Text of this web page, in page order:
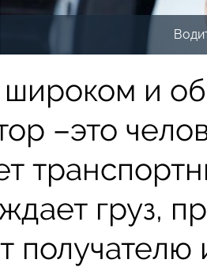
и
–это
груз,
получателю